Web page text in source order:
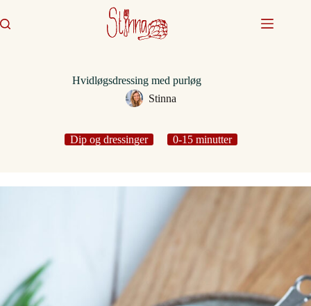
til
indhold
Hvidløgsdressing med purløg
Stinna
Dip og dressinger 0-15 minutter